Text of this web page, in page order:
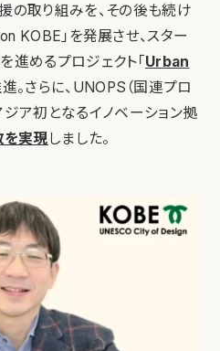
の取り組みを、その後も続け
KOBE」を発展させ、スター
進めるプロジェクト「Urban
進。さらに、UNOPS（国連プロ
ジア初となるイノベーション拠
を実現しました。